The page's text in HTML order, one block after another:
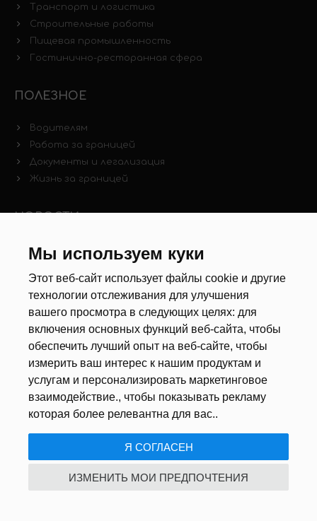
Мы используем куки
Этот веб-сайт использует файлы cookie и другие
технологии отслеживания для улучшения
вашего просмотра в следующих целях: для
включения основных функций веб-сайта, чтобы
обеспечить лучший опыт на веб-сайте, чтобы
измерить ваш интерес к нашим продуктам и
услугам и персонализировать маркетинговое
взаимодействие., чтобы показывать рекламу
которая более релевантна для вас..
Я СОГЛАСЕН
ИЗМЕНИТЬ МОИ ПРЕДПОЧТЕНИЯ
Транспорт и логистика
Строительные работы
Пищевая промышленность
Гостинично-ресторанная сфера
ПОЛЕЗНОЕ
Водителям
Работа за границей
Документы и легализация
Жизнь за границей
НОВОСТИ
Новости рынка труда
Анкета
Калькулятор дат
Документы
ПОЛИТИКА КОНФИДЕНЦИАЛЬНОСТИ/USTAWIENIA COOKIE